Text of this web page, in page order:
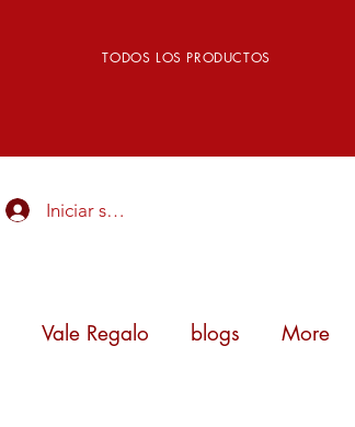
TODOS LOS PRODUCTOS
Iniciar sesión
Vale Regalo blogs More